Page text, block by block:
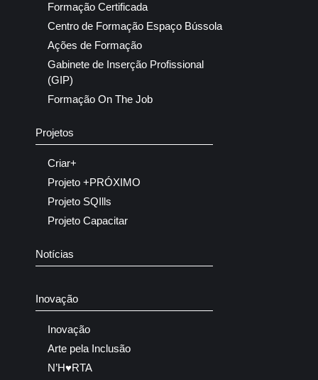
Formação Certificada
Centro de Formação Espaço Bússola
Ações de Formação
Gabinete de Inserção Profissional
(GIP)
Formação On The Job
Projetos
Criar+
Projeto +PRÓXIMO
Projeto SQIlls
Projeto Capacitar
Notícias
Inovação
Inovação
Arte pela Inclusão
N’H♥RTA